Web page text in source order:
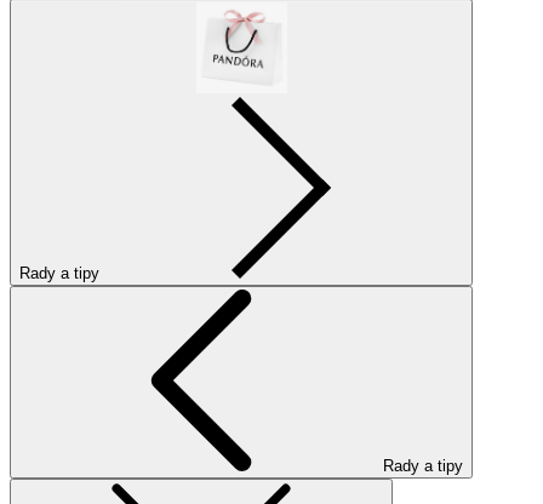
Rady a tipy
Rady a tipy